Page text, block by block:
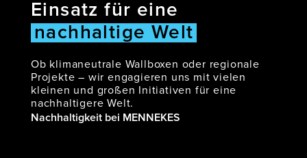
Einsatz für eine
nachhaltige Welt
Ob klimaneutrale Wallboxen oder regionale
Projekte – wir engagieren uns mit vielen
kleinen und großen Initiativen für eine
nachhaltigere Welt.
Nachhaltigkeit bei MENNEKES